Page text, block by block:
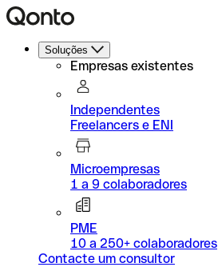
Soluções
Empresas existentes
Independentes
Freelancers e ENI
Microempresas
1 a 9 colaboradores
PME
10 a 250+ colaboradores
Contacte um consultor